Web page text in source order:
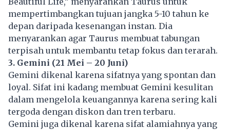
mempertimbangkan tujuan jangka 5-10 tahun ke
depan daripada kesenangan instan. Dia
menyarankan agar Taurus membuat tabungan
terpisah untuk membantu tetap fokus dan terarah.
3. Gemini (21 Mei – 20 Juni)
Gemini dikenal karena sifatnya yang spontan dan
loyal. Sifat ini kadang membuat Gemini kesulitan
dalam mengelola keuangannya karena sering kali
tergoda dengan diskon dan tren terbaru.
Gemini juga dikenal karena sifat alamiahnya yang